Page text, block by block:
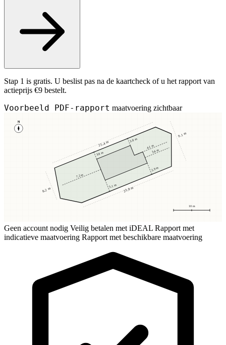
Stap 1 is gratis. U beslist pas na de kaartcheck of u het rapport van
actieprijs €9 bestelt.
Voorbeeld PDF-rapport maatvoering zichtbaar
N
10 m
3,8 m
3,8 m
5,1 m
2,9 m
7,2 m
3,4 m
4,1 m
25,4 m
23,8 m
8,2 m
9,1 m
Geen account nodig Veilig betalen met iDEAL Rapport met
indicatieve maatvoering Rapport met beschikbare maatvoering